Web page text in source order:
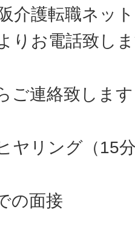
介護転職ネッ
りお電話致し
ご連絡致します
ヤリング（15
の面接